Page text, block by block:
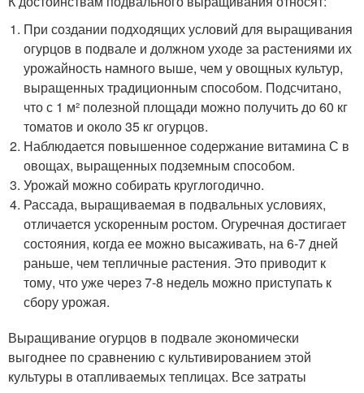
При создании подходящих условий для выращивания
огурцов в подвале и должном уходе за растениями их
урожайность намного выше, чем у овощных культур,
выращенных традиционным способом. Подсчитано,
что с 1 м² полезной площади можно получить до 60 кг
томатов и около 35 кг огурцов.
Наблюдается повышенное содержание витамина С в
овощах, выращенных подземным способом.
Урожай можно собирать круглогодично.
Рассада, выращиваемая в подвальных условиях,
отличается ускоренным ростом. Огуречная достигает
состояния, когда ее можно высаживать, на 6-7 дней
раньше, чем тепличные растения. Это приводит к
тому, что уже через 7-8 недель можно приступать к
сбору урожая.
Выращивание огурцов в подвале экономически
выгоднее по сравнению с культивированием этой
культуры в отапливаемых теплицах. Все затраты